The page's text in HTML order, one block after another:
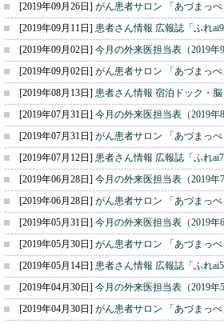
[2019年09月26日] がん患者サロン 「あづまっ
[2019年09月11日] 患者さん情報 広報誌「ふれ
[2019年09月02日] 今月の外来医担当表（2019年
[2019年09月02日] がん患者サロン 「あづまっ
[2019年08月13日] 患者さん情報 宿泊ドック・
[2019年07月31日] 今月の外来医担当表（2019年
[2019年07月31日] がん患者サロン 「あづまっ
[2019年07月12日] 患者さん情報 広報誌「ふれ
[2019年06月28日] 今月の外来医担当表（2019年
[2019年06月28日] がん患者サロン 「あづまっ
[2019年05月31日] 今月の外来医担当表（2019年
[2019年05月30日] がん患者サロン 「あづまっ
[2019年05月14日] 患者さん情報 広報誌「ふれ
[2019年04月30日] 今月の外来医担当表（2019年
[2019年04月30日] がん患者サロン 「あづまっ